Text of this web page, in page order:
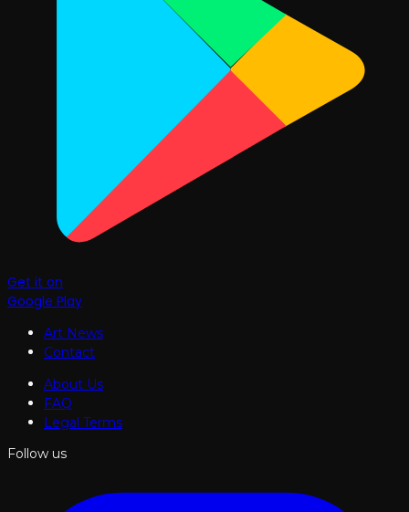
Get it on
Google Play
Art News
Contact
About Us
FAQ
Legal Terms
Follow us